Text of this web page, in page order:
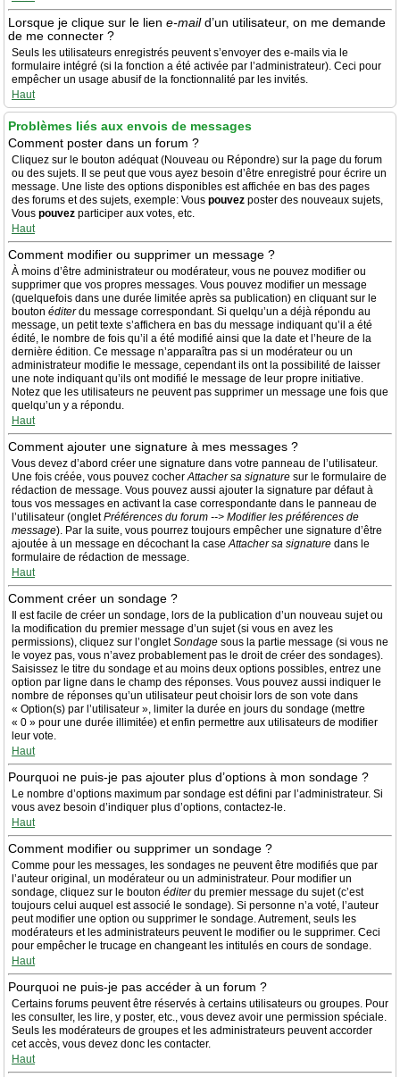
Lorsque je clique sur le lien e-maild’un utilisateur, on me demande
de me connecter ?
Seuls les utilisateurs enregistrés peuvent s’envoyer des e-mails via le
formulaire intégré (si la fonction a été activée par l’administrateur). Ceci pour
empêcher un usage abusif de la fonctionnalité par les invités.
Haut
Problèmes liés aux envois de messages
Comment poster dans un forum ?
Cliquez sur le bouton adéquat (Nouveau ou Répondre) sur la page du forum
ou des sujets. Il se peut que vous ayez besoin d’être enregistré pour écrire un
message. Une liste des options disponibles est affichée en bas des pages
des forums et des sujets, exemple: Vous pouvez poster des nouveaux sujets,
Vous pouvez participer aux votes, etc.
Haut
Comment modifier ou supprimer un message ?
À moins d’être administrateur ou modérateur, vous ne pouvez modifier ou
supprimer que vos propres messages. Vous pouvez modifier un message
(quelquefois dans une durée limitée après sa publication) en cliquant sur le
bouton éditerdu message correspondant. Si quelqu’un a déjà répondu au
message, un petit texte s’affichera en bas du message indiquant qu’il a été
édité, le nombre de fois qu’il a été modifié ainsi que la date et l’heure de la
dernière édition. Ce message n’apparaîtra pas si un modérateur ou un
administrateur modifie le message, cependant ils ont la possibilité de laisser
une note indiquant qu’ils ont modifié le message de leur propre initiative.
Notez que les utilisateurs ne peuvent pas supprimer un message une fois que
quelqu’un y a répondu.
Haut
Comment ajouter une signature à mes messages ?
Vous devez d’abord créer une signature dans votre panneau de l’utilisateur.
Une fois créée, vous pouvez cocherAttacher sa signature sur le formulaire de
rédaction de message. Vous pouvez aussi ajouter la signature par défaut à
tous vos messages en activant la case correspondante dans le panneau de
l’utilisateur (ongletPréférences du forum --> Modifier les préférences de
message). Par la suite, vous pourrez toujours empêcher une signature d’être
ajoutée à un message en décochant la caseAttacher sa signature dans le
formulaire de rédaction de message.
Haut
Comment créer un sondage ?
Il est facile de créer un sondage, lors de la publication d’un nouveau sujet ou
la modification du premier message d’un sujet (si vous en avez les
permissions), cliquez sur l’ongletSondage sous la partie message (si vous ne
le voyez pas, vous n’avez probablement pas le droit de créer des sondages).
Saisissez le titre du sondage et au moins deux options possibles, entrez une
option par ligne dans le champ des réponses. Vous pouvez aussi indiquer le
nombre de réponses qu’un utilisateur peut choisir lors de son vote dans
« Option(s) par l’utilisateur », limiter la durée en jours du sondage (mettre
« 0 » pour une durée illimitée) et enfin permettre aux utilisateurs de modifier
leur vote.
Haut
Pourquoi ne puis-je pas ajouter plus d’options à mon sondage ?
Le nombre d’options maximum par sondage est défini par l’administrateur. Si
vous avez besoin d’indiquer plus d’options, contactez-le.
Haut
Comment modifier ou supprimer un sondage ?
Comme pour les messages, les sondages ne peuvent être modifiés que par
l’auteur original, un modérateur ou un administrateur. Pour modifier un
sondage, cliquez sur le bouton éditerdu premier message du sujet (c’est
toujours celui auquel est associé le sondage). Si personne n’a voté, l’auteur
peut modifier une option ou supprimer le sondage. Autrement, seuls les
modérateurs et les administrateurs peuvent le modifier ou le supprimer. Ceci
pour empêcher le trucage en changeant les intitulés en cours de sondage.
Haut
Pourquoi ne puis-je pas accéder à un forum ?
Certains forums peuvent être réservés à certains utilisateurs ou groupes. Pour
les consulter, les lire, y poster, etc., vous devez avoir une permission spéciale.
Seuls les modérateurs de groupes et les administrateurs peuvent accorder
cet accès, vous devez donc les contacter.
Haut